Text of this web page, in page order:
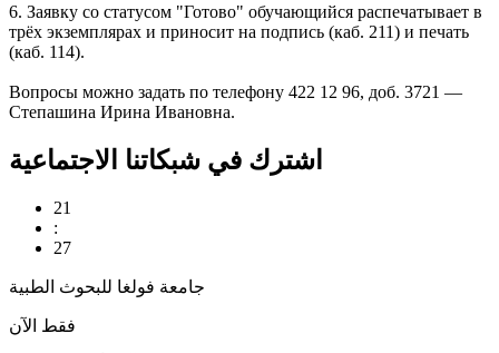
6. Заявку со статусом "Готово" обучающийся распечатывает в
трёх экземплярах и приносит на подпись (каб. 211) и печать
(каб. 114).
Вопросы можно задать по телефону 422 12 96, доб. 3721 —
Степашина Ирина Ивановна.
اشترك في شبكاتنا الاجتماعية
21
:
27
جامعة فولغا للبحوث الطبية
فقط الآن